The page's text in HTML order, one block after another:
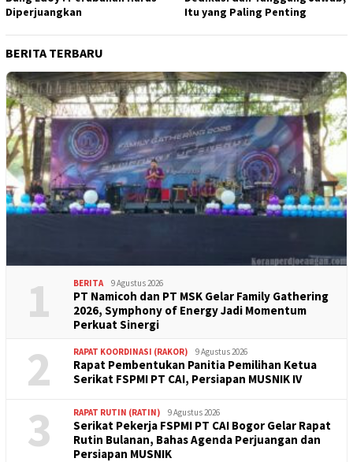
Diperjuangkan
Itu yang Paling Penting
BERITA TERBARU
1 BERITA 9 Agustus 2026
PT Namicoh dan PT MSK Gelar Family Gathering
2026, Symphony of Energy Jadi Momentum
Perkuat Sinergi
2 RAPAT KOORDINASI (RAKOR) 9 Agustus 2026
Rapat Pembentukan Panitia Pemilihan Ketua
Serikat FSPMI PT CAI, Persiapan MUSNIK IV
3 RAPAT RUTIN (RATIN) 9 Agustus 2026
Serikat Pekerja FSPMI PT CAI Bogor Gelar Rapat
Rutin Bulanan, Bahas Agenda Perjuangan dan
Persiapan MUSNIK